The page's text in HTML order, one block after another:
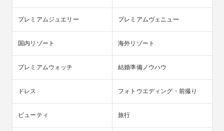
プレミアムジュエリー プレミアムヴェニュー
国内リゾート 海外リゾート
プレミアムウォッチ 結婚準備ノウハウ
ドレス フォトウエディング・前撮り
ビューティ 旅行